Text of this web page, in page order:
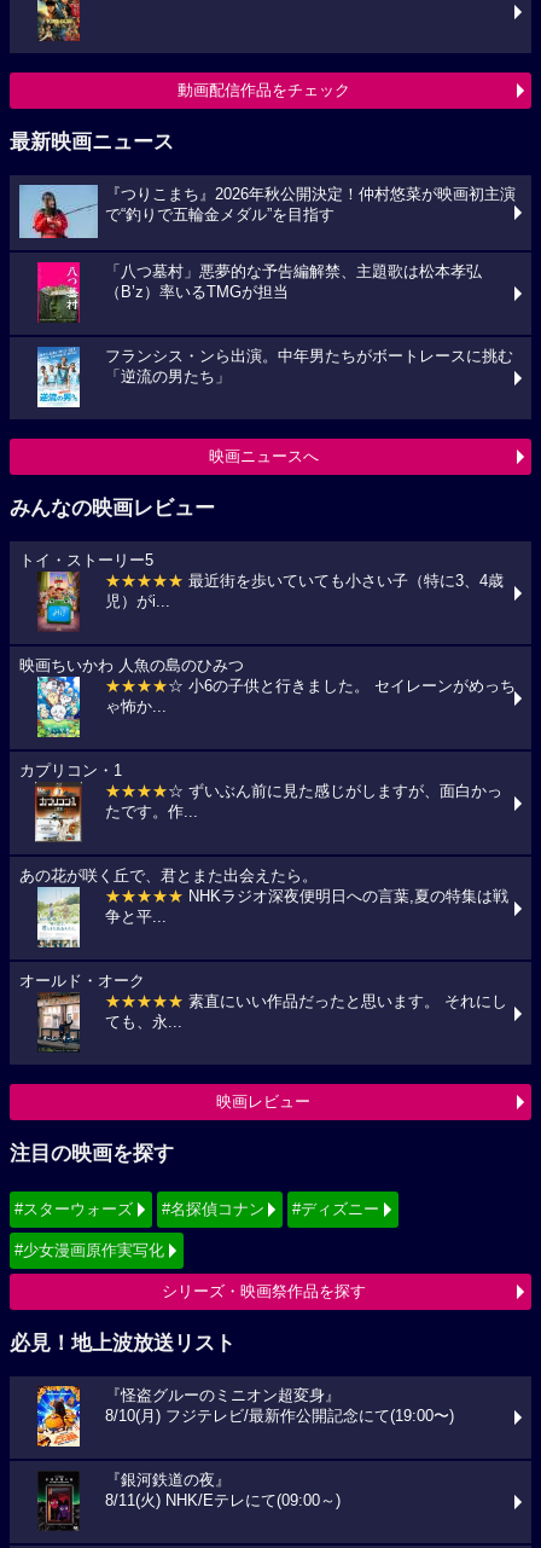
動画配信作品をチェック
最新映画ニュース
『つりこまち』2026年秋公開決定！仲村悠菜が映画初主演
で“釣りで五輪金メダル”を目指す
「八つ墓村」悪夢的な予告編解禁、主題歌は松本孝弘
（B’z）率いるTMGが担当
フランシス・ンら出演。中年男たちがボートレースに挑む
「逆流の男たち」
映画ニュースへ
みんなの映画レビュー
トイ・ストーリー5
★★★★★ 最近街を歩いていても小さい子（特に3、4歳
児）がi...
映画ちいかわ 人魚の島のひみつ
★★★★☆ 小6の子供と行きました。 セイレーンがめっち
ゃ怖か...
カプリコン・1
★★★★☆ ずいぶん前に見た感じがしますが、面白かっ
たです。作...
あの花が咲く丘で、君とまた出会えたら。
★★★★★ NHKラジオ深夜便明日への言葉,夏の特集は戦
争と平...
オールド・オーク
★★★★★ 素直にいい作品だったと思います。 それにし
ても、永...
映画レビュー
注目の映画を探す
#スターウォーズ #名探偵コナン #ディズニー
#少女漫画原作実写化
シリーズ・映画祭作品を探す
必見！地上波放送リスト
『怪盗グルーのミニオン超変身』
8/10(月) フジテレビ/最新作公開記念にて(19:00〜)
『銀河鉄道の夜』
8/11(火) NHK/Eテレにて(09:00～)